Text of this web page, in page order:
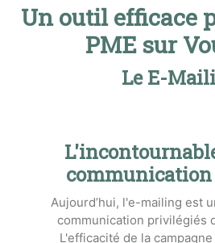
Un outil efficace
PME sur
Le E-
communication
Aujourd’hui, l'e-mailing est
communication privilégiés
L'efficacité de la